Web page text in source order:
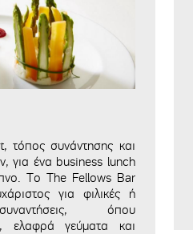
, τόπος συνάντησης και
για ένα business lunch
Το The Fellows Bar
για φιλικές ή
όπου
ελαφρά γεύματα και